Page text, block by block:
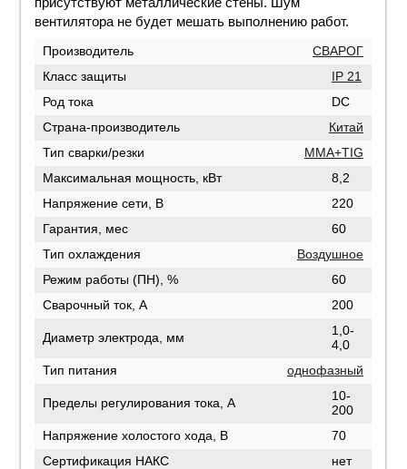
вентилятора не будет мешать выполнению работ.
Производитель
СВАРОГ
Класс защиты
IP 21
Род тока
DC
Страна-производитель
Китай
Тип сварки/резки
MMA+TIG
Максимальная мощность, кВт
8,2
Напряжение сети, В
220
Гарантия, мес
60
Тип охлаждения
Воздушное
Режим работы (ПН), %
60
Сварочный ток, А
200
Диаметр электрода, мм
1,0-
4,0
Тип питания
однофазный
Пределы регулирования тока, А
10-
200
Напряжение холостого хода, В
70
Сертификация НАКС
нет